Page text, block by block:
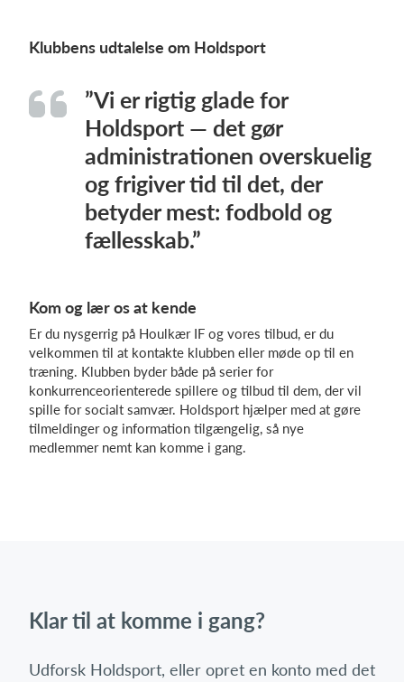
Klubbens udtalelse om Holdsport
”Vi er rigtig glade for
Holdsport — det gør
administrationen overskuelig
og frigiver tid til det, der
betyder mest: fodbold og
fællesskab.”
Kom og lær os at kende
Er du nysgerrig på Houlkær IF og vores tilbud, er du
velkommen til at kontakte klubben eller møde op til en
træning. Klubben byder både på serier for
konkurrenceorienterede spillere og tilbud til dem, der vil
spille for socialt samvær. Holdsport hjælper med at gøre
tilmeldinger og information tilgængelig, så nye
medlemmer nemt kan komme i gang.
Klar til at komme i gang?
Udforsk Holdsport, eller opret en konto med det